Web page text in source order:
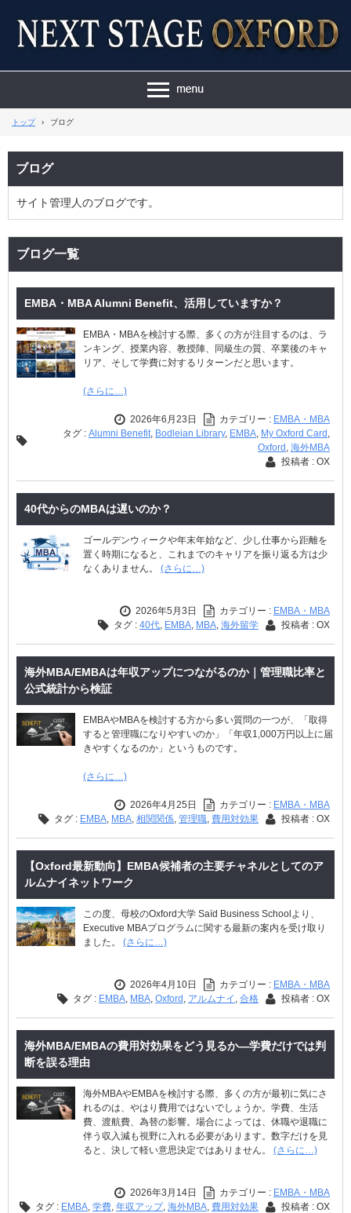
トップ › ブログ
ブログ
サイト管理人のブログです。
ブログ一覧
EMBA・MBA Alumni Benefit、活用していますか？
EMBA・MBAを検討する際、多くの方が注目するのは、ラ
ンキング、授業内容、教授陣、同級生の質、卒業後のキャ
リア、そして学費に対するリターンだと思います。
(さらに…)
2026年6月23日 カテゴリー : EMBA・MBA
タグ : Alumni Benefit, Bodleian Library, EMBA, My Oxford Card ,
Oxford , 海外MBA
投稿者 : OX
40代からのMBAは遅いのか？
ゴールデンウィークや年末年始など、少し仕事から距離を
置く時期になると、これまでのキャリアを振り返る方は少
なくありません。 (さらに…)
2026年5月3日 カテゴリー : EMBA・MBA
タグ : 40代, EMBA, MBA, 海外留学 投稿者 : OX
海外MBA/EMBAは年収アップにつながるのか｜管理職比率と
公式統計から検証
EMBAやMBAを検討する方から多い質問の一つが、「取得
すると管理職になりやすいのか」「年収1,000万円以上に届
きやすくなるのか」というものです。
(さらに…)
2026年4月25日 カテゴリー : EMBA・MBA
タグ : EMBA, MBA, 相関関係, 管理職, 費用対効果 投稿者 : OX
【Oxford最新動向】EMBA候補者の主要チャネルとしてのア
ルムナイネットワーク
この度、母校のOxford大学 Saïd Business Schoolより、
Executive MBAプログラムに関する最新の案内を受け取り
ました。 (さらに…)
2026年4月10日 カテゴリー : EMBA・MBA
タグ : EMBA, MBA, Oxford , アルムナイ , 合格 投稿者 : OX
海外MBA/EMBAの費用対効果をどう見るか―学費だけでは判
断を誤る理由
海外MBAやEMBAを検討する際、多くの方が最初に気にさ
れるのは、やはり費用ではないでしょうか。学費、生活
費、渡航費、為替の影響。場合によっては、休職や退職に
伴う収入減も視野に入れる必要があります。数字だけを見
ると、決して軽い意思決定ではありません。 (さらに…)
2026年3月14日 カテゴリー : EMBA・MBA
タグ : EMBA, 学費, 年収アップ, 海外MBA, 費用対効果 投稿者 : OX